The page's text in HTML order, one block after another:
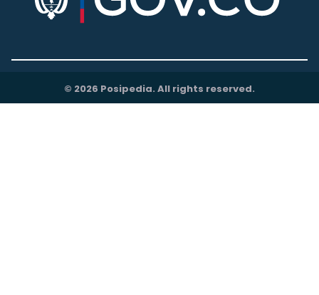
© 2026 Posipedia. All rights reserved.